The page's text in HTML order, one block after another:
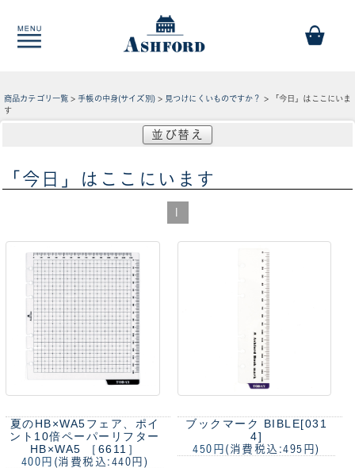
商品カテゴリ一覧 >手帳の中身(サイズ別)> 見つけにくいものですか？ > 「今日」はここにいま
す
並び替え
「今日」はここにいます
1
夏のHB×WA5フェア、ポイ
ント10倍ペーパーリフター
HB×WA5 ［6611］
400円 (消費税込:440円)
ブックマーク BIBLE[031
4]
450円 (消費税込:495円)